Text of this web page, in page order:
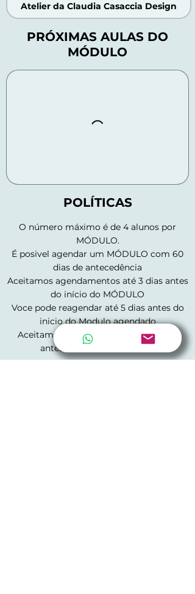
Atelier da Claudia Casaccia Design
PRÓXIMAS AULAS DO
MÓDULO
POLÍTICAS
O número máximo é de 4 alunos por
MÓDULO.
É posivel agendar um MÓDULO com 60
dias de antecedência
Aceitamos agendamentos até 3 dias antes
do início do MÓDULO
Voce pode reagendar até 5 dias antes do
inicio do Modulo agendado
Aceitamos cancelamentos até 10 dias